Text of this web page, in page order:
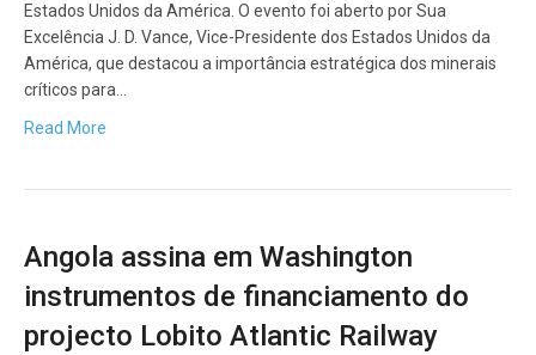
Estados Unidos da América. O evento foi aberto por Sua
Excelência J. D. Vance, Vice-Presidente dos Estados Unidos da
América, que destacou a importância estratégica dos minerais
críticos para…
Read More
Angola assina em Washington
instrumentos de financiamento do
projecto Lobito Atlantic Railway